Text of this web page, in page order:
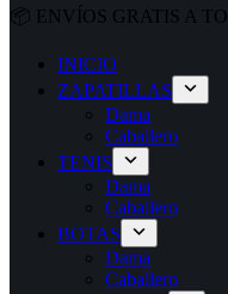
📦 ENVÍOS GRATIS A
INICIO
ZAPATILLAS
Dama
Caballero
TENIS
Dama
Caballero
BOTAS
Dama
Caballero